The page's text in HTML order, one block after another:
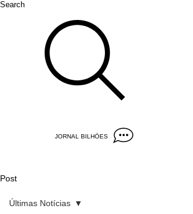
Search
JORNAL BILHÕES
Post
Últimas Notícias